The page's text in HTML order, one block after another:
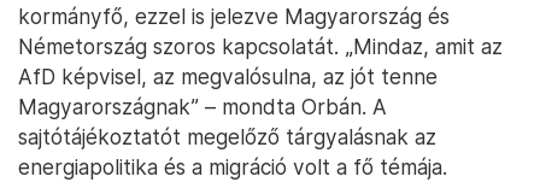
kormányfő, ezzel is jelezve Magyarország és
Németország szoros kapcsolatát. „Mindaz, amit az
AfD képvisel, az megvalósulna, az jót tenne
Magyarországnak” – mondta Orbán. A
sajtótájékoztatót megelőző tárgyalásnak az
energiapolitika és a migráció volt a fő témája.